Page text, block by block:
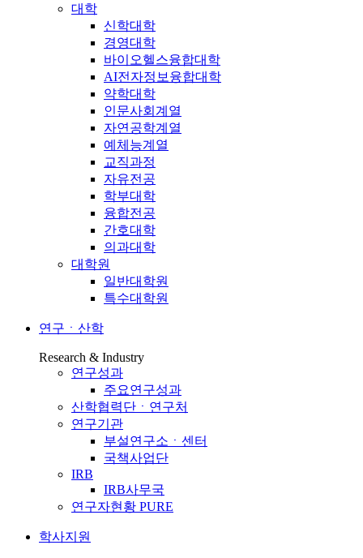
대학
신학대학
경영대학
바이오헬스융합대학
AI전자정보융합대학
약학대학
인문사회계열
자연공학계열
예체능계열
교직과정
자유전공
학부대학
융합전공
간호대학
의과대학
대학원
일반대학원
특수대학원
연구ㆍ산학
Research & Industry
연구성과
주요연구성과
산학협력단ㆍ연구처
연구기관
부설연구소ㆍ센터
국책사업단
IRB
IRB사무국
연구자현황 PURE
학사지원